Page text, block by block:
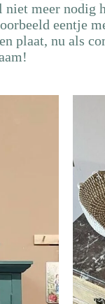
meer
eentje
plaat, nu als